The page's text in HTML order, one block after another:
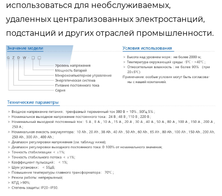
использоваться для необслуживаемых,
удаленных централизованных электростанций,
подстанций и других отраслей промышленности.